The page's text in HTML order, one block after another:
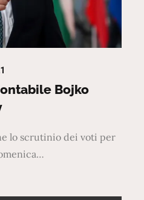
Bojko
lo scrutinio dei voti per